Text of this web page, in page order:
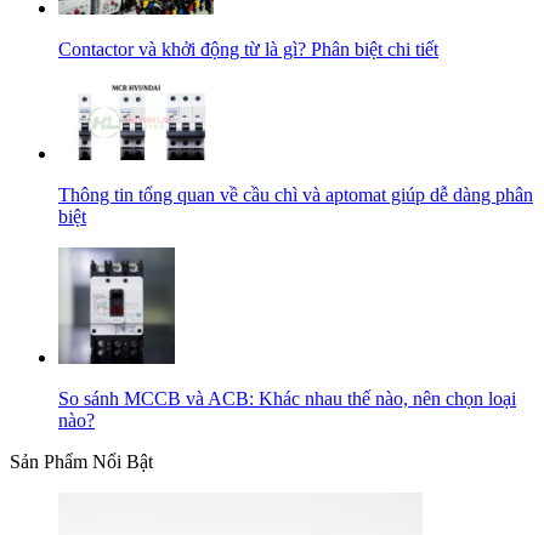
Contactor và khởi động từ là gì? Phân biệt chi tiết
Thông tin tổng quan về cầu chì và aptomat giúp dễ dàng phân
biệt
So sánh MCCB và ACB: Khác nhau thế nào, nên chọn loại
nào?
Sản Phẩm Nổi Bật